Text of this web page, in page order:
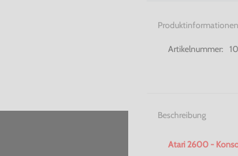
Produktinformationen
Artikelnummer:
Beschreibung
Atari 2600 -